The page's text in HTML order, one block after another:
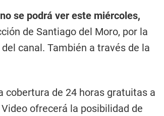
se podrá ver este miércoles,
de Santiago del Moro, por la
canal. También a través de la
cobertura de 24 horas gratuitas a
ofrecerá la posibilidad de